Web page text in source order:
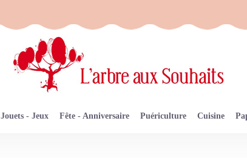
Jouets - Jeux Fête - Anniversaire Puériculture Cuisine